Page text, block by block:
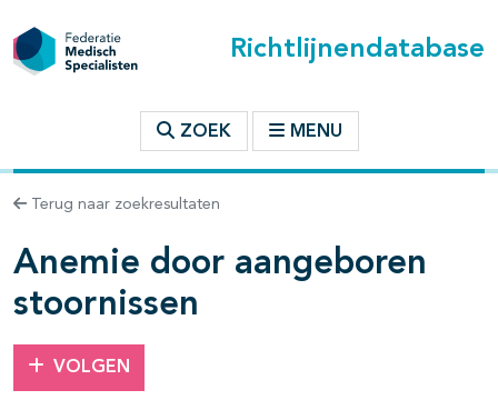
Richtlijnendatabase
ZOEK MENU
Terug naar zoekresultaten
Anemie door aangeboren
stoornissen
VOLGEN
binnen deze richtlijn